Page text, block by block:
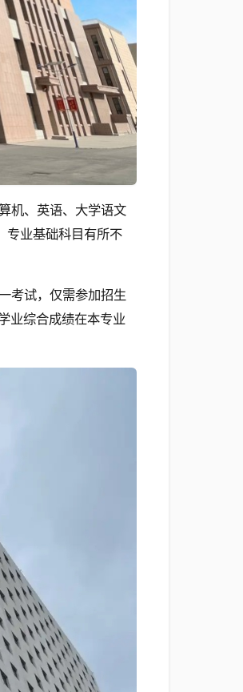
机、英语、大学语文
专业基础科目有所不
考试，仅需参加招生
业综合成绩在本专业